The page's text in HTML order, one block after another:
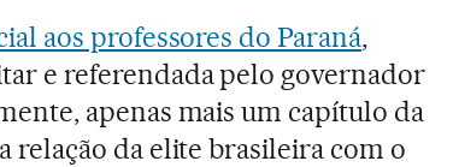
aos professores do Paraná,
e referendada pelo governador
apenas mais um capítulo da
relação da elite brasileira com o